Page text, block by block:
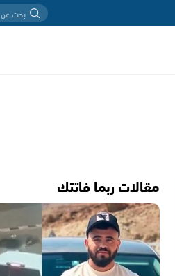
مقالات ربما فاتتك